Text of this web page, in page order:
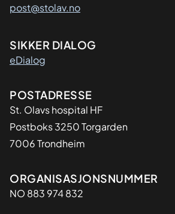
post@stolav.no
SIKKER DIALOG
eDialog
Adresse
POSTADRESSE
St. Olavs hospital HF
Postboks 3250 Torgarden
7006 Trondheim
Organisasjon
ORGANISASJONSNUMMER
NO 883 974 832